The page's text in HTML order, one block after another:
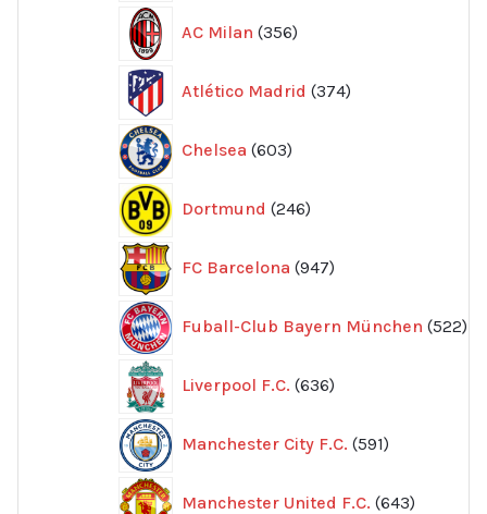
AC Milan 356
produkter
Atlético Madrid 374
produkter
Chelsea 603
produkter
Dortmund 246
produkter
FC Barcelona 947
produkter
Fuball-Club Bayern München 522
Liverpool F.C. 636
produkter
Manchester City F.C. 591
produkter
Manchester United F.C. 643